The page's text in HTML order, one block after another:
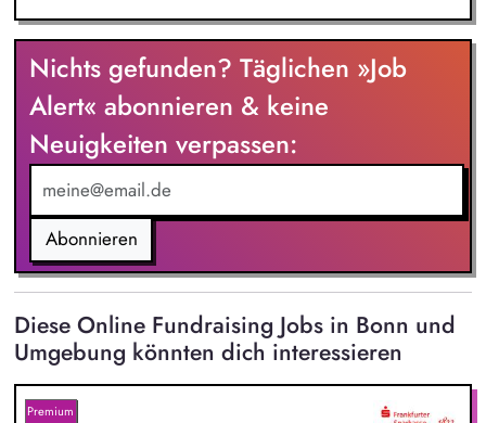
Nichts gefunden? Täglichen »Job
Alert« abonnieren & keine
Neuigkeiten verpassen:
Abonnieren
Diese Online Fundraising Jobs in Bonn und
Umgebung könnten dich interessieren
Premium